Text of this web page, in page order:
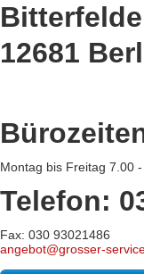
12681
Montag bis Freitag 7.00
Telefon:
Fax: 030 93021486
angebot@grosser-